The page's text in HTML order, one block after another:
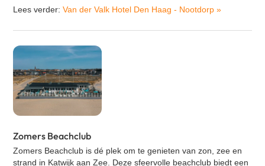
Lees verder: Van der Valk Hotel Den Haag - Nootdorp »
Zomers Beachclub
Zomers Beachclub is dé plek om te genieten van zon, zee en
strand in Katwijk aan Zee. Deze sfeervolle beachclub biedt een